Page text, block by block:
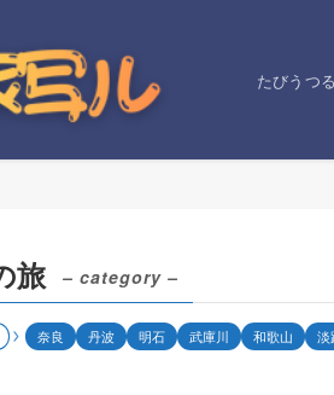
たびうつる
旅 – category –
奈良 丹波 明石 武庫川 和歌山 淡